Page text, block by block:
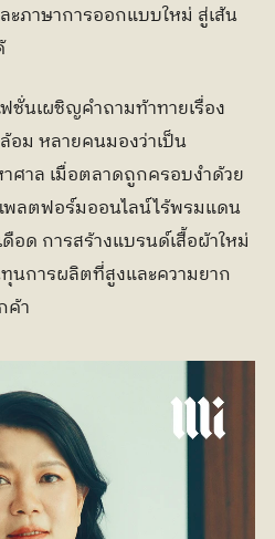
ภาษาการออกแบบใหม่ สู่เส้น
ม หลายคนมองว่าเป็น
าล เมื่อตลาดถูกครอบงำด้วย
พลตฟอร์มออนไลน์ไร้พรมแดน
อด การสร้างแบรนด์เสื้อผ้าใหม่
การผลิตที่สูงและความยาก
ค้า